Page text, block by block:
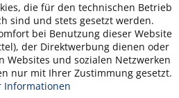
die für den technischen Betrieb
sind und stets gesetzt werden.
bei Benutzung dieser Website
der Direktwerbung dienen oder
und sozialen Netzwerken
nur mit Ihrer Zustimmung gesetzt.
Informationen